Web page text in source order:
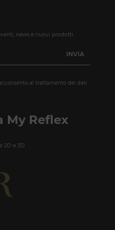
news e nuovi prodotti.
al trattamento dei dati
My Reflex
2D e 3D